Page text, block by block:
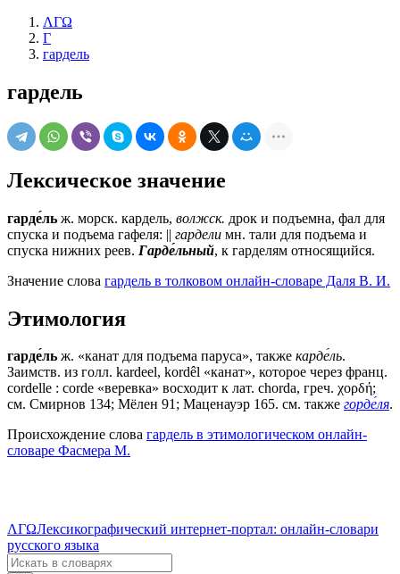
ΛΓΩ
Г
гардель
гардель
Лексическое значение
гарде́ль ж. морск. кардель, волжск. дрок и подъемна, фал для
спуска и подъема гафеля: || гардели мн. тали для подъема и
спуска нижних реев. Гарде́льный, к гарделям относящийся.
Значение слова гардель в толковом онлайн-словаре Даля В. И.
Этимология
гарде́ль ж. «канат для подъема паруса», также карде́ль.
Заимств. из голл. kardeel, kordêl «канат», которое через франц.
cordelle : corde «веревка» восходит к лат. chorda, греч. χορδή;
см. Смирнов 134; Мёлен 91; Маценауэр 165. см. также горде́ля.
Происхождение слова гардель в этимологическом онлайн-
словаре Фасмера М.
ΛΓΩЛексикографический интернет-портал: онлайн-словари
русского языка